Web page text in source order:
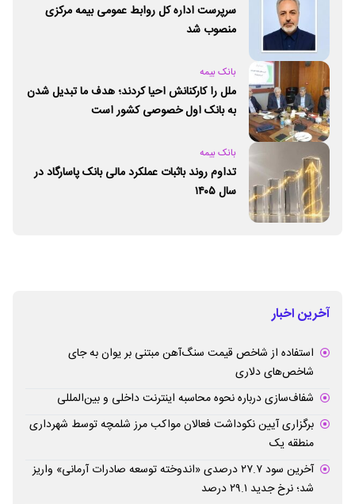
سرپرست اداره کل روابط عمومی بیمه مرکزی
منصوب شد
بانک بیمه
ملل را کارکنانش احیا کردند؛ هدف ما تبدیل شدن
به بانک اول خصوصی کشور است
بانک بیمه
تداوم روند باثبات عملکرد مالی بانک پاسارگاد در
سال ۱۴۰۵
آخرین اخبار
استفاده از شاخص قیمت سنگ‌آهن مبتنی بر یوان به جای
شاخص‌های دلاری
شفاف‌سازی درباره نحوه محاسبه اینترنت داخلی و بین‌المللی
برگزاری آیین نکوداشت فعالان مواکب مرز شلمچه توسط شهرداری
منطقه یک
آخرین سود ۲۷.۷ درصدی «اندوخته توسعه صادرات آرمانی» واریز
شد؛ نرخ جدید ۲۹.۱ درصد